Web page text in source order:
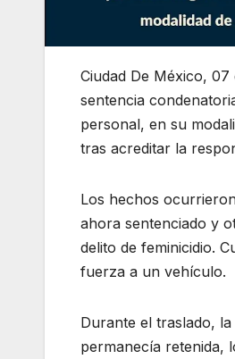
Ciudad De México,
sentencia
personal, en su
tras acreditar la
Los hechos
ahora sentenciado y
delito de feminicidio.
fuerza a un vehículo.
Durante el traslado,
permanecía retenida,